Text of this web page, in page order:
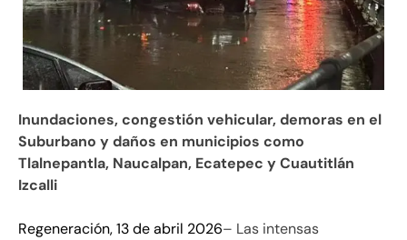
Inundaciones, congestión vehicular, demoras en el
Suburbano y daños en municipios como
Tlalnepantla, Naucalpan, Ecatepec y Cuautitlán
Izcalli
Regeneración, 13 de abril 2026– Las intensas